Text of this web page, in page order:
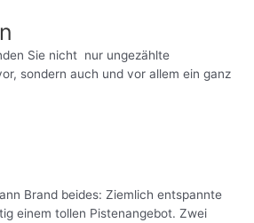
Sie nicht nur ungezählte
sondern auch und vor allem ein ganz
Brand beides: Ziemlich entspannte
einem tollen Pistenangebot. Zwei